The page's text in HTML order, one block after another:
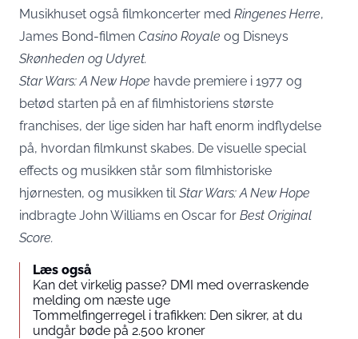
Musikhuset også filmkoncerter med Ringenes Herre,
James Bond-filmen Casino Royale og Disneys
Skønheden og Udyret.
Star Wars: A New Hope havde premiere i 1977 og
betød starten på en af filmhistoriens største
franchises, der lige siden har haft enorm indflydelse
på, hvordan filmkunst skabes. De visuelle special
effects og musikken står som filmhistoriske
hjørnesten, og musikken til Star Wars: A New Hope
indbragte John Williams en Oscar for Best Original
Score.
Læs også
Kan det virkelig passe? DMI med overraskende
melding om næste uge
Tommelfingerregel i trafikken: Den sikrer, at du
undgår bøde på 2.500 kroner